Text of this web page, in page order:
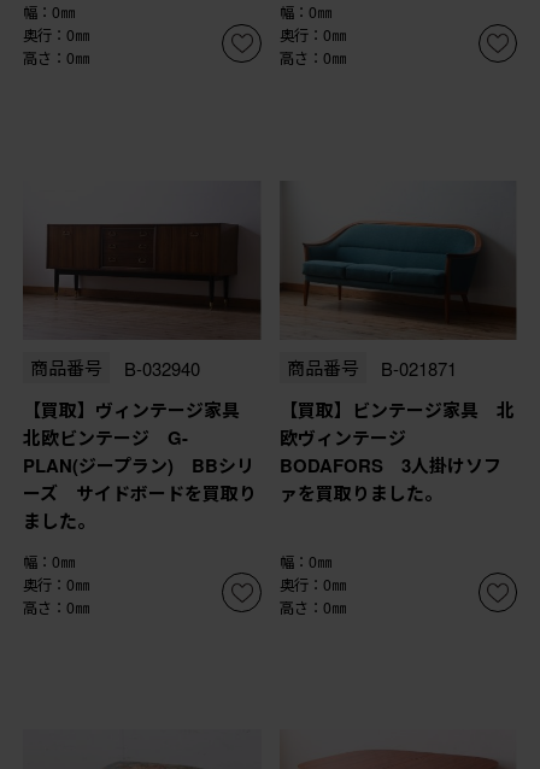
幅：0㎜
奥行：0㎜
高さ：0㎜
幅：0㎜
奥行：0㎜
高さ：0㎜
商品番号 B-032940
【買取】ヴィンテージ家具
北欧ビンテージ G-
PLAN(ジープラン) BBシリ
ーズ サイドボードを買取り
ました。
幅：0㎜
奥行：0㎜
高さ：0㎜
商品番号 B-021871
【買取】ビンテージ家具 北
欧ヴィンテージ
BODAFORS 3人掛けソフ
ァを買取りました。
幅：0㎜
奥行：0㎜
高さ：0㎜